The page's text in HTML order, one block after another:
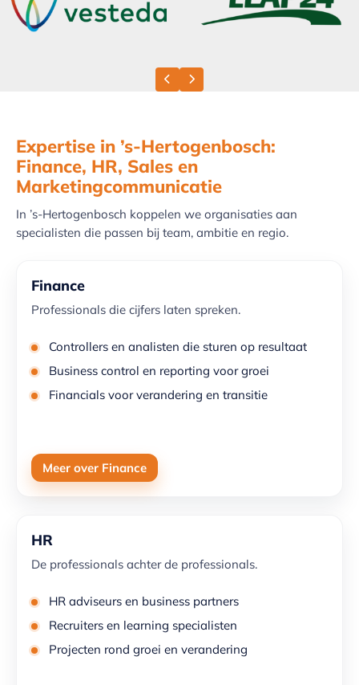
Previous slide Next slide
Expertise in ’s-Hertogenbosch:
Finance, HR, Sales en
Marketingcommunicatie
In ’s-Hertogenbosch koppelen we organisaties aan
specialisten die passen bij team, ambitie en regio.
Finance
Professionals die cijfers laten spreken.
Controllers en analisten die sturen op resultaat
Business control en reporting voor groei
Financials voor verandering en transitie
Meer over Finance
HR
De professionals achter de professionals.
HR adviseurs en business partners
Recruiters en learning specialisten
Projecten rond groei en verandering